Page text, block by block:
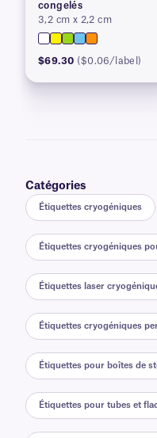
congelés
3,2 cm x 2,2 cm
$69.30 ($0.06/label)
Catégories
Étiquettes cryogéniques
Étiquettes cryogéniques
Étiquettes laser
Étiquettes cryogéniques
Étiquettes pour boîtes de
Étiquettes pour tubes et